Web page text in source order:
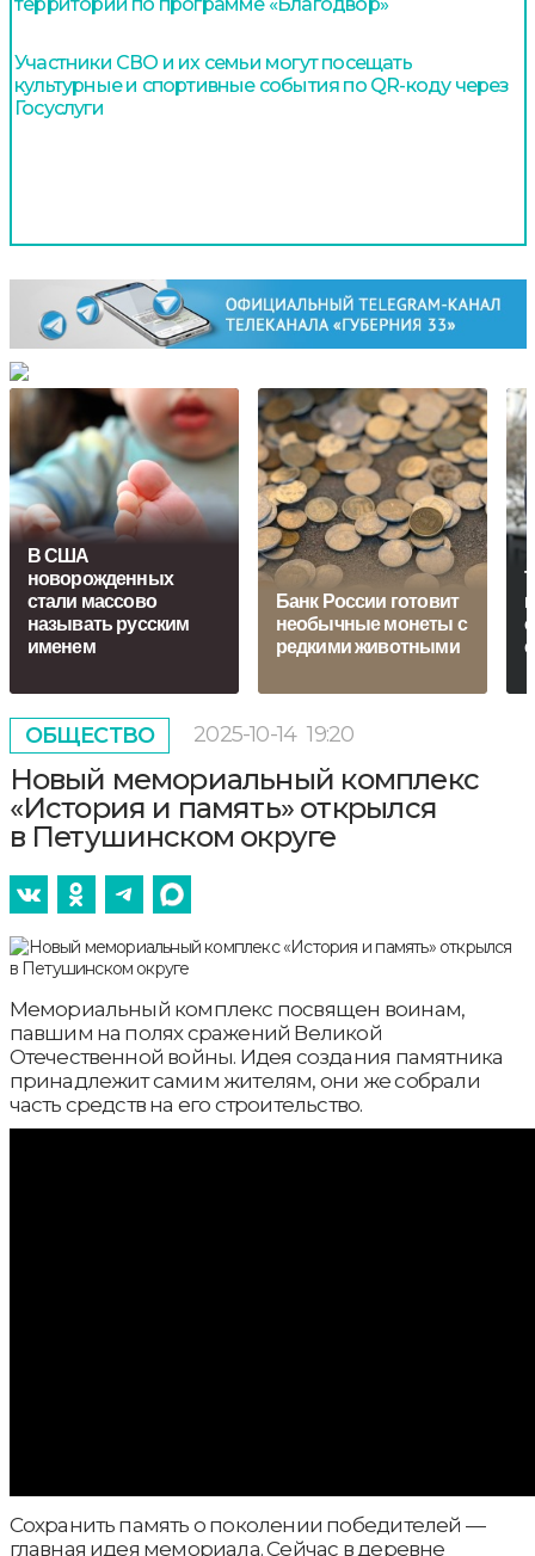
Участники СВО и их семьи могут посещать
культурные и спортивные события по QR-коду через
Госуслуги
В США
новорожденных
стали массово
называть русским
именем
Банк России готовит
необычные монеты с
редкими животными
ОБЩЕСТВО 2025-10-14 19:20
Новый мемориальный комплекс
«История и память» открылся
в Петушинском округе
Мемориальный комплекс посвящен воинам,
павшим на полях сражений Великой
Отечественной войны. Идея создания памятника
принадлежит самим жителям, они же собрали
часть средств на его строительство.
Сохранить память о поколении победителей —
главная идея мемориала. Сейчас в деревне